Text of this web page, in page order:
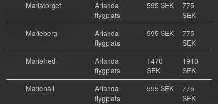
Mariatorget
Arlanda
flygplats
595 SEK
775
SEK
Marieberg
Arlanda
flygplats
595 SEK
775
SEK
Mariefred
Arlanda
flygplats
1470
SEK
1910
SEK
Mariehäll
Arlanda
flygplats
595 SEK
775
SEK